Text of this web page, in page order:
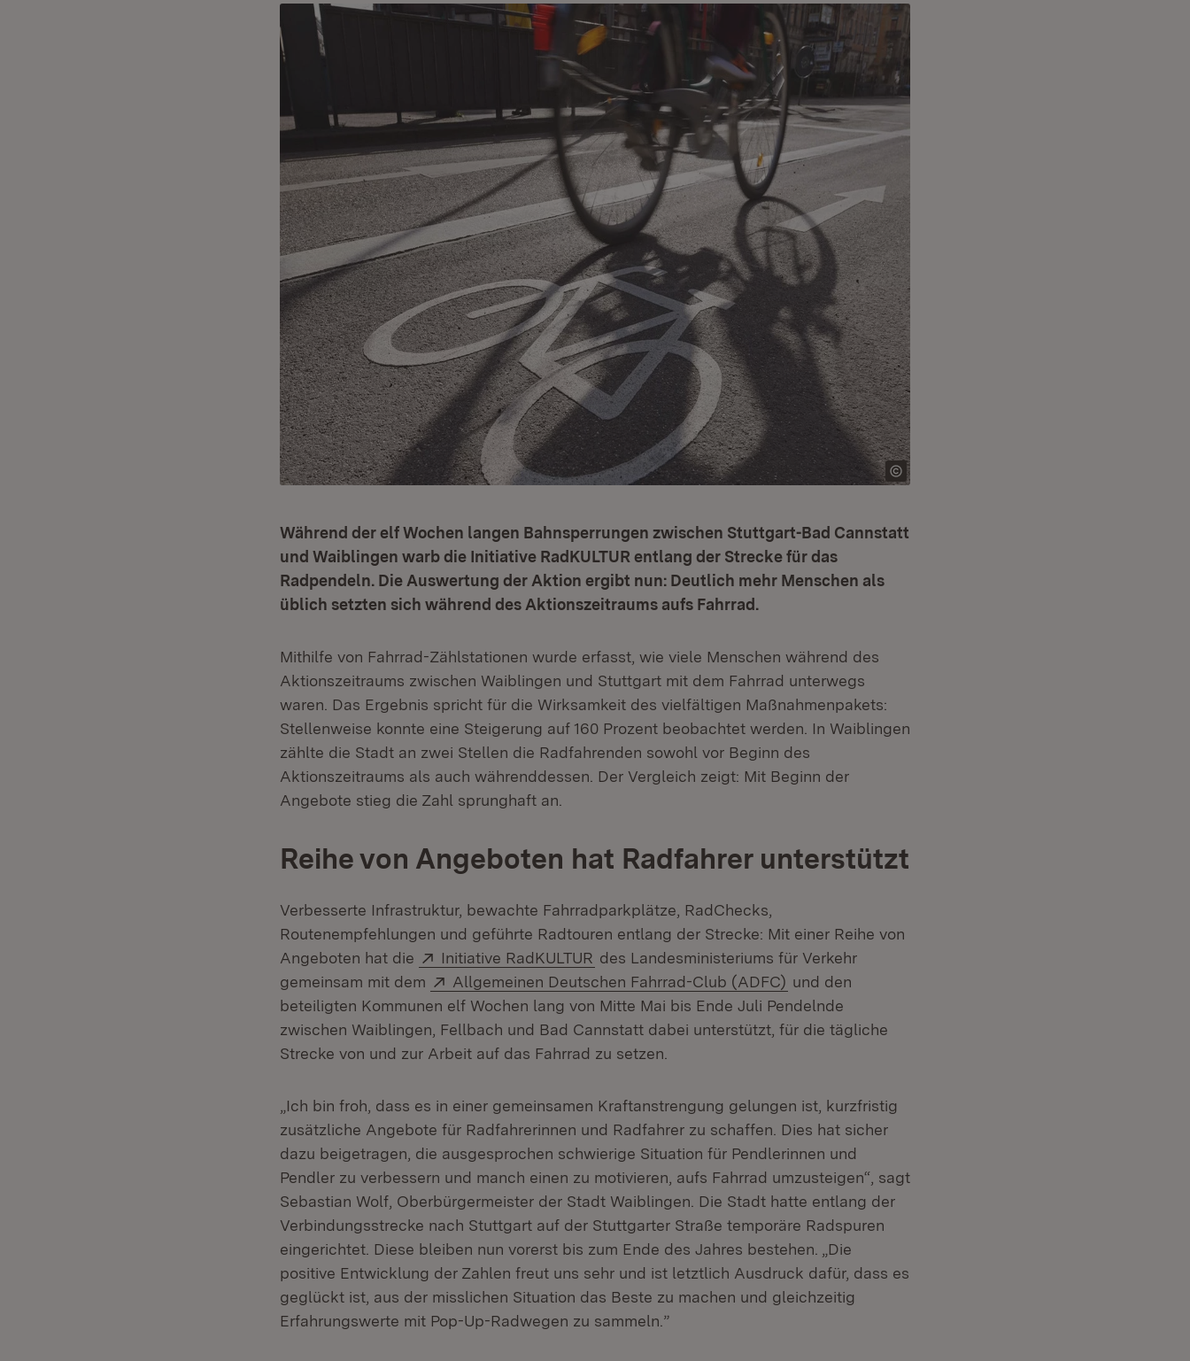
Während der elf Wochen langen Bahnsperrungen zwischen Stuttgart-Bad Cannstatt
und Waiblingen warb die Initiative RadKULTUR entlang der Strecke für das
Radpendeln. Die Auswertung der Aktion ergibt nun: Deutlich mehr Menschen als
üblich setzten sich während des Aktionszeitraums aufs Fahrrad.
Mithilfe von Fahrrad-Zählstationen wurde erfasst, wie viele Menschen während des
Aktionszeitraums zwischen Waiblingen und Stuttgart mit dem Fahrrad unterwegs
waren. Das Ergebnis spricht für die Wirksamkeit des vielfältigen Maßnahmenpakets:
Stellenweise konnte eine Steigerung auf 160 Prozent beobachtet werden. In Waiblingen
zählte die Stadt an zwei Stellen die Radfahrenden sowohl vor Beginn des
Aktionszeitraums als auch währenddessen. Der Vergleich zeigt: Mit Beginn der
Angebote stieg die Zahl sprunghaft an.
Reihe von Angeboten hat Radfahrer unterstützt
Verbesserte Infrastruktur, bewachte Fahrradparkplätze, RadChecks,
Routenempfehlungen und geführte Radtouren entlang der Strecke: Mit einer Reihe von
Angeboten hat die
Extern:
Initiative RadKULTUR (Öffnet in neuem Fenster)
des Landesministeriums für Verkehr
gemeinsam mit dem
Extern:
Allgemeinen Deutschen Fahrrad-Club (ADFC) (Öffnet in neuem Fenster)
und den
beteiligten Kommunen elf Wochen lang von Mitte Mai bis Ende Juli Pendelnde
zwischen Waiblingen, Fellbach und Bad Cannstatt dabei unterstützt, für die tägliche
Strecke von und zur Arbeit auf das Fahrrad zu setzen.
„Ich bin froh, dass es in einer gemeinsamen Kraftanstrengung gelungen ist, kurzfristig
zusätzliche Angebote für Radfahrerinnen und Radfahrer zu schaffen. Dies hat sicher
dazu beigetragen, die ausgesprochen schwierige Situation für Pendlerinnen und
Pendler zu verbessern und manch einen zu motivieren, aufs Fahrrad umzusteigen“, sagt
Sebastian Wolf, Oberbürgermeister der Stadt Waiblingen. Die Stadt hatte entlang der
Verbindungsstrecke nach Stuttgart auf der Stuttgarter Straße temporäre Radspuren
eingerichtet. Diese bleiben nun vorerst bis zum Ende des Jahres bestehen. „Die
positive Entwicklung der Zahlen freut uns sehr und ist letztlich Ausdruck dafür, dass es
geglückt ist, aus der misslichen Situation das Beste zu machen und gleichzeitig
Erfahrungswerte mit Pop-Up-Radwegen zu sammeln.”